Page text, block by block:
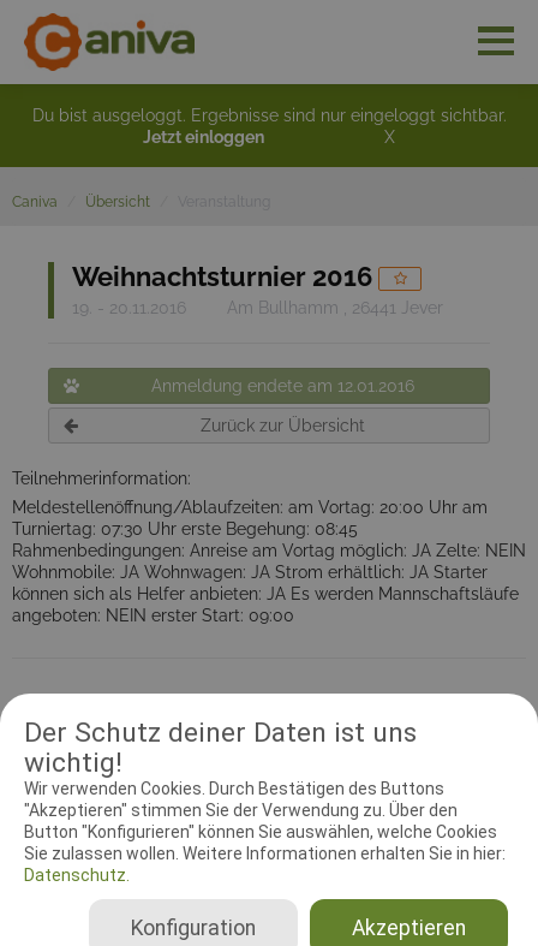
Der Schutz deiner Daten ist uns
wichtig!
Wir verwenden Cookies. Durch Bestätigen des Buttons
"Akzeptieren" stimmen Sie der Verwendung zu. Über den
Button "Konfigurieren" können Sie auswählen, welche Cookies
Sie zulassen wollen. Weitere Informationen erhalten Sie in hier:
Datenschutz.
Akzeptieren
Konfiguration
Du bist ausgeloggt. Ergebnisse sind nur eingeloggt sichtbar.
Jetzt einloggen
X
Caniva Übersicht
Weihnachtsturnier 2016
19. - 20.11.2016 Am Bullhamm , 26441 Jever
Anmeldung endete am 12.01.2016
Zurück zur Übersicht
Teilnehmerinformation:
Meldestellenöffnung/Ablaufzeiten: am Vortag: 20:00 Uhr am
Turniertag: 07:30 Uhr erste Begehung: 08:45
Rahmenbedingungen: Anreise am Vortag möglich: JA Zelte: NEIN
Wohnmobile: JA Wohnwagen: JA Strom erhältlich: JA Starter
können sich als Helfer anbieten: JA Es werden Mannschaftsläufe
angeboten: NEIN erster Start: 09:00
Information Kontakt Prüfungsleiter
Zeitzone: Europe/Berlin
Meldebeginn: 12.01.2016 00:00:00
Meldeschluss:
Startplätze:140
Agility